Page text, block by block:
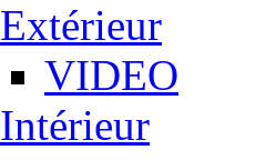
Extérieur
VIDEO
Intérieur